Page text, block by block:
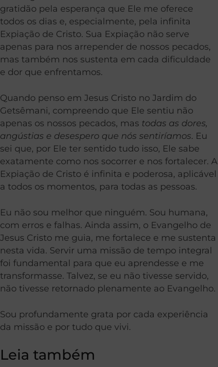
gratidão pela esperança que Ele me oferece
todos os dias e, especialmente, pela infinita
Expiação de Cristo. Sua Expiação não serve
apenas para nos arrepender de nossos pecados,
mas também nos sustenta em cada dificuldade
e dor que enfrentamos.
Quando penso em Jesus Cristo no Jardim do
Getsêmani, compreendo que Ele sentiu não
apenas os nossos pecados, mas todas as dores,
angústias e desespero que nós sentiríamos. Eu
sei que, por Ele ter sentido tudo isso, Ele sabe
exatamente como nos socorrer e nos fortalecer. A
Expiação de Cristo é infinita e poderosa, aplicável
a todos os momentos, para todas as pessoas.
Eu não sou melhor que ninguém. Sou humana,
com erros e falhas. Ainda assim, o Evangelho de
Jesus Cristo me guia, me fortalece e me sustenta
nesta vida. Servir uma missão de tempo integral
foi fundamental para que eu aprendesse e me
transformasse. Talvez, se eu não tivesse servido,
não tivesse retornado plenamente ao Evangelho.
Sou profundamente grata por cada experiência
da missão e por tudo que vivi.
Leia também